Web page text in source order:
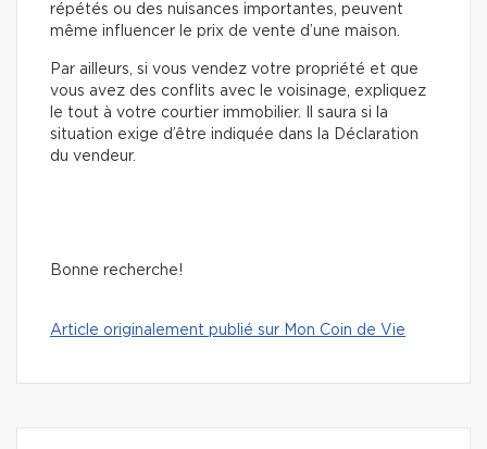
répétés ou des nuisances importantes, peuvent
même influencer le prix de vente d’une maison.
Par ailleurs, si vous vendez votre propriété et que
vous avez des conflits avec le voisinage, expliquez
le tout à votre courtier immobilier. Il saura si la
situation exige d’être indiquée dans la Déclaration
du vendeur.
Bonne recherche!
Article originalement publié sur Mon Coin de Vie